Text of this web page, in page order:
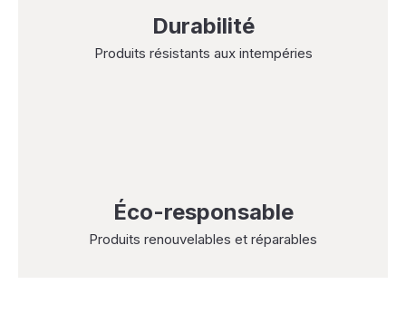
Durabilité
Produits résistants aux intempéries
Éco-responsable
Produits renouvelables et réparables